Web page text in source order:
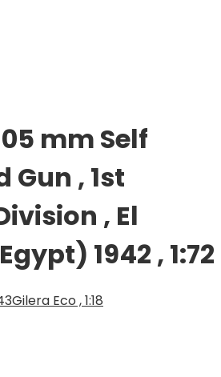
mm Self
Gun , 1st
, El
1942 , 1:72
Gilera Eco , 1:18